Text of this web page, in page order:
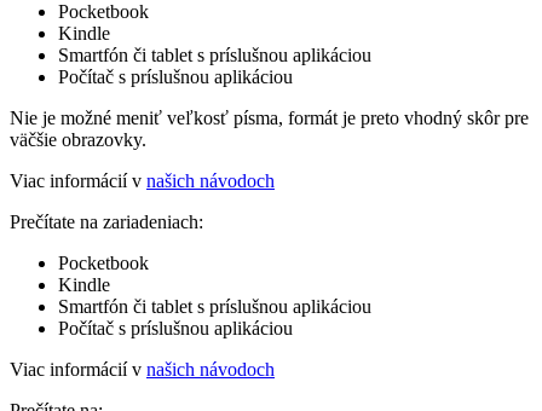
Pocketbook
Kindle
Smartfón či tablet s príslušnou aplikáciou
Počítač s príslušnou aplikáciou
Nie je možné meniť veľkosť písma, formát je preto vhodný skôr pre
väčšie obrazovky.
Viac informácií v našich návodoch
Prečítate na zariadeniach:
Pocketbook
Kindle
Smartfón či tablet s príslušnou aplikáciou
Počítač s príslušnou aplikáciou
Viac informácií v našich návodoch